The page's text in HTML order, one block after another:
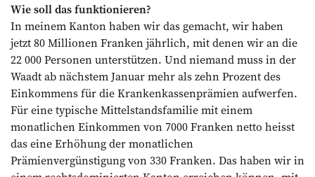
Wie soll das funktionieren?
In meinem Kanton haben wir das gemacht, wir haben
jetzt 80 Millionen Franken jährlich, mit denen wir an die
22 000 Personen unterstützen. Und niemand muss in der
Waadt ab nächstem Januar mehr als zehn Prozent des
Einkommens für die Krankenkassenprämien aufwerfen.
Für eine typische Mittelstandsfamilie mit einem
monatlichen Einkommen von 7000 Franken netto heisst
das eine Erhöhung der monatlichen
Prämienvergünstigung von 330 Franken. Das haben wir in